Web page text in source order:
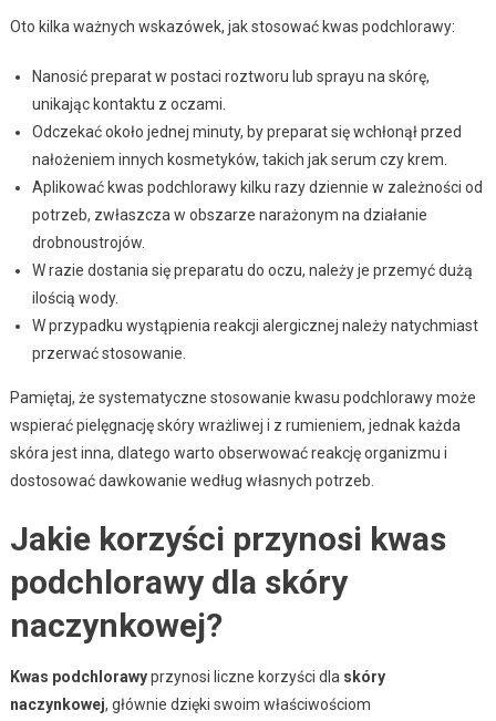
Oto kilka ważnych wskazówek, jak stosować kwas podchlorawy:
Nanosić preparat w postaci roztworu lub sprayu na skórę,
unikając kontaktu z oczami.
Odczekać około jednej minuty, by preparat się wchłonął przed
nałożeniem innych kosmetyków, takich jak serum czy krem.
Aplikować kwas podchlorawy kilku razy dziennie w zależności od
potrzeb, zwłaszcza w obszarze narażonym na działanie
drobnoustrojów.
W razie dostania się preparatu do oczu, należy je przemyć dużą
ilością wody.
W przypadku wystąpienia reakcji alergicznej należy natychmiast
przerwać stosowanie.
Pamiętaj, że systematyczne stosowanie kwasu podchlorawy może
wspierać pielęgnację skóry wrażliwej i z rumieniem, jednak każda
skóra jest inna, dlatego warto obserwować reakcję organizmu i
dostosować dawkowanie według własnych potrzeb.
Jakie korzyści przynosi kwas
podchlorawy dla skóry
naczynkowej?
Kwas podchlorawyprzynosi liczne korzyści dla skóry
naczynkowej, głównie dzięki swoim właściwościom